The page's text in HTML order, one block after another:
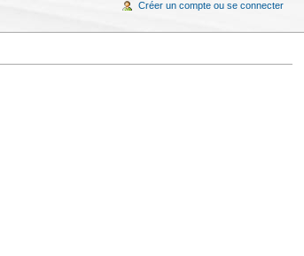
Créer un compte ou se connecter